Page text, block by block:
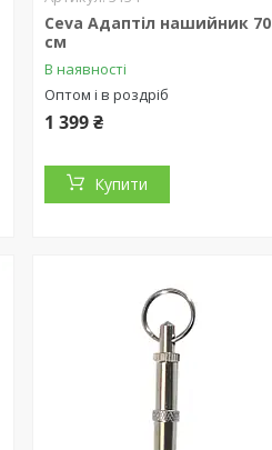
Ceva Адаптіл нашийник 70
см
В наявності
Оптом і в роздріб
1 399 ₴
Купити